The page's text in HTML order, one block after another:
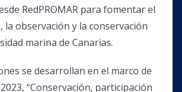
RedPROMAR para fomentar el
la observación y la conservación
marina de Canarias.
se desarrollan en el marco de
“Conservación, participación